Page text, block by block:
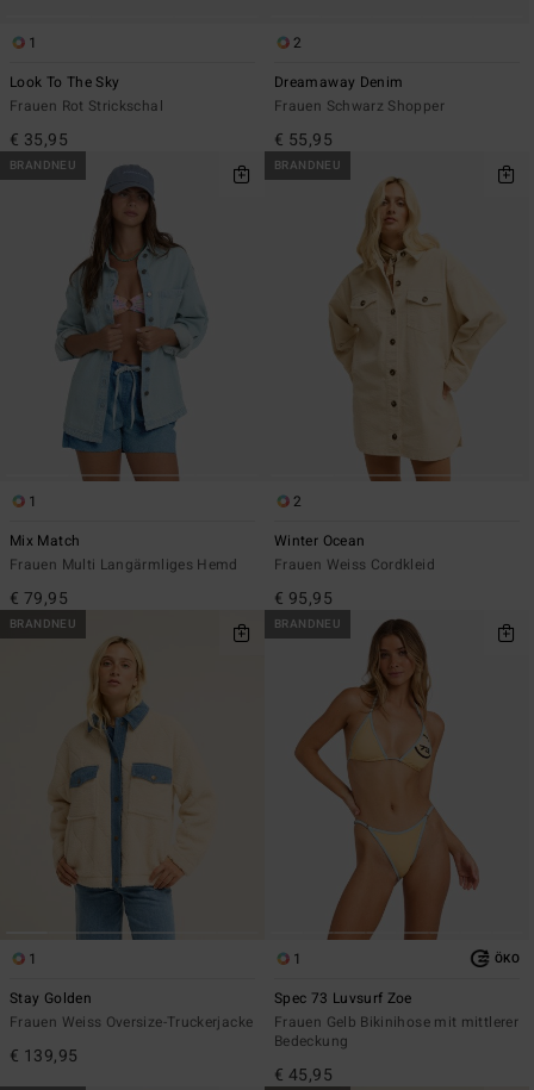
1
Look To The Sky
Frauen Rot Strickschal
€ 35,95
2
Dreamaway Denim
Frauen Schwarz Shopper
€ 55,95
BRANDNEU
1
Mix Match
Frauen Multi Langärmliges Hemd
€ 79,95
BRANDNEU
2
Winter Ocean
Frauen Weiss Cordkleid
€ 95,95
BRANDNEU
1
Stay Golden
Frauen Weiss Oversize-Truckerjacke
€ 139,95
BRANDNEU
1 ÖKO
Spec 73 Luvsurf Zoe
Frauen Gelb Bikinihose mit mittlerer
Bedeckung
€ 45,95